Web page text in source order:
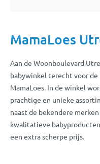
MamaLoes
Aan de Woonboulevard
babywinkel terecht voor
MamaLoes. In de winkel
prachtige en unieke
naast de bekendere
kwalitatieve
een extra scherpe prijs.